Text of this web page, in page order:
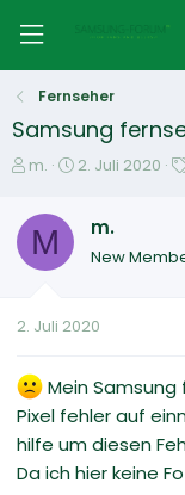
Fernseher
Samsung
E
s
e
e
m.
E
t
2. Juli 2020
M m.
New
2. Juli 2020
Mein
Pixel fehler auf
hilfe um diesen
Da ich hier keine